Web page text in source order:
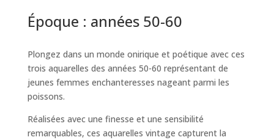
Époque : années 50-60
Plongez dans un monde onirique et poétique avec ces
trois aquarelles des années 50-60 représentant de
jeunes femmes enchanteresses nageant parmi les
poissons.
Réalisées avec une finesse et une sensibilité
remarquables, ces aquarelles vintage capturent la